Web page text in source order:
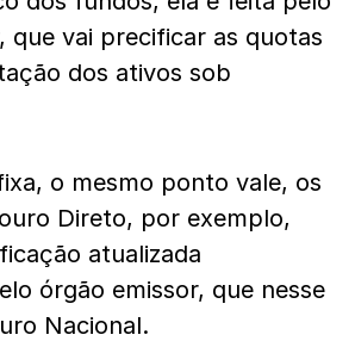
que vai precificar as quotas
dos ativos sob
o mesmo ponto vale, os
Direto, por exemplo,
atualizada
órgão emissor, que nesse
Nacional.